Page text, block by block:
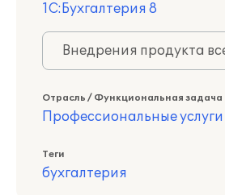
1С:Бухгалтерия 8
Внедрения продукта
Отрасль / Функциональная задача
Профессиональные услуги
Теги
бухгалтерия